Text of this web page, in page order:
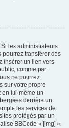
les administrateurs
pourrez transférer des
insérer un lien vers
comme par
ne pourrez
sur votre propre
en lui-même un
derrière un
les services de
protégés par un
BBCode « [img] ».